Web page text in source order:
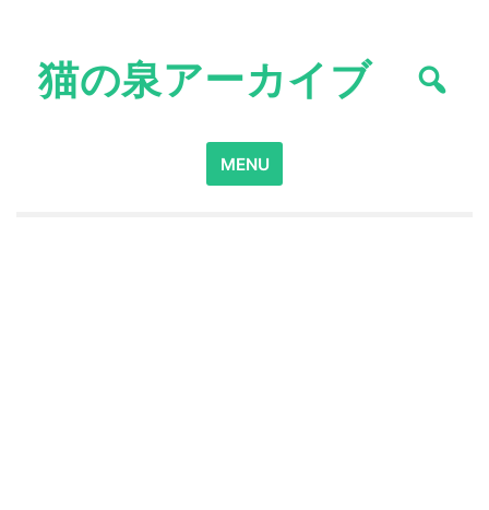
content猫の泉アーカイブ
Search
for:
MENU